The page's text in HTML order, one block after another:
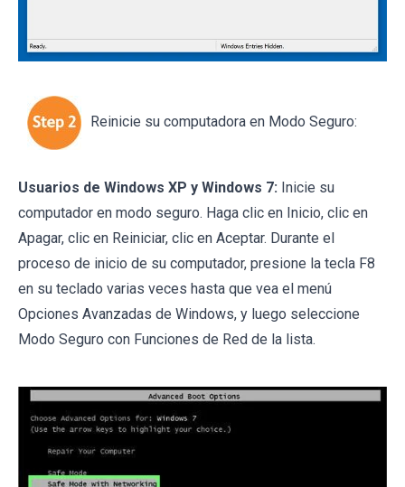
Reinicie su computadora en Modo Seguro:
Usuarios de Windows XP y Windows 7: Inicie su
computador en modo seguro. Haga clic en Inicio, clic en
Apagar, clic en Reiniciar, clic en Aceptar. Durante el
proceso de inicio de su computador, presione la tecla F8
en su teclado varias veces hasta que vea el menú
Opciones Avanzadas de Windows, y luego seleccione
Modo Seguro con Funciones de Red de la lista.